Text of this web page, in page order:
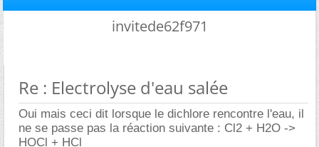
invitede62f971
Re : Electrolyse d'eau salée
Oui mais ceci dit lorsque le dichlore rencontre l'eau, il
ne se passe pas la réaction suivante : Cl2 + H2O ->
HOCl + HCl